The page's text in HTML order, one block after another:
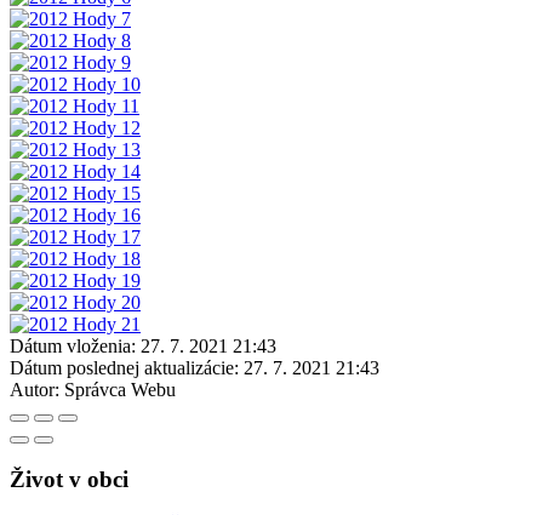
Dátum vloženia: 27. 7. 2021 21:43
Dátum poslednej aktualizácie: 27. 7. 2021 21:43
Autor: Správca Webu
Život v obci